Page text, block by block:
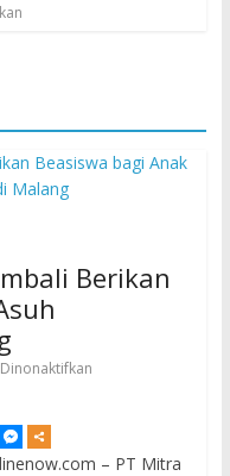
Berikan
– PT Mitra